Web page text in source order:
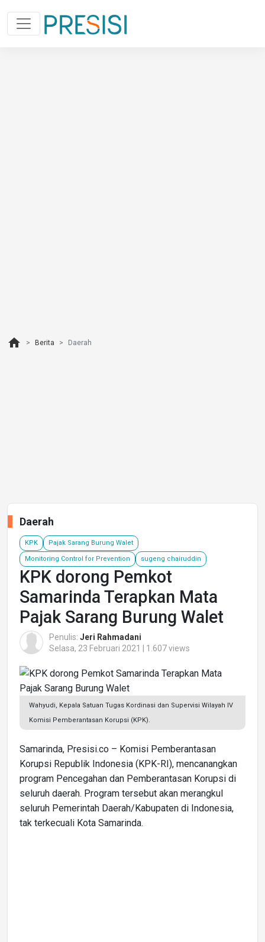
home Berita Daerah
Daerah
KPK Pajak Sarang Burung Walet
Monitoring Control for Prevention sugeng chairuddin
KPK dorong Pemkot
Samarinda Terapkan Mata
Pajak Sarang Burung Walet
Penulis: Jeri Rahmadani
Selasa, 23 Februari 2021 | 1.607 views
Wahyudi, Kepala Satuan Tugas Kordinasi dan Supervisi Wilayah IV
Komisi Pemberantasan Korupsi (KPK).
Samarinda, Presisi.co – Komisi Pemberantasan
Korupsi Republik Indonesia (KPK-RI), mencanangkan
program Pencegahan dan Pemberantasan Korupsi di
seluruh daerah. Program tersebut akan merangkul
seluruh Pemerintah Daerah/Kabupaten di Indonesia,
tak terkecuali Kota Samarinda.